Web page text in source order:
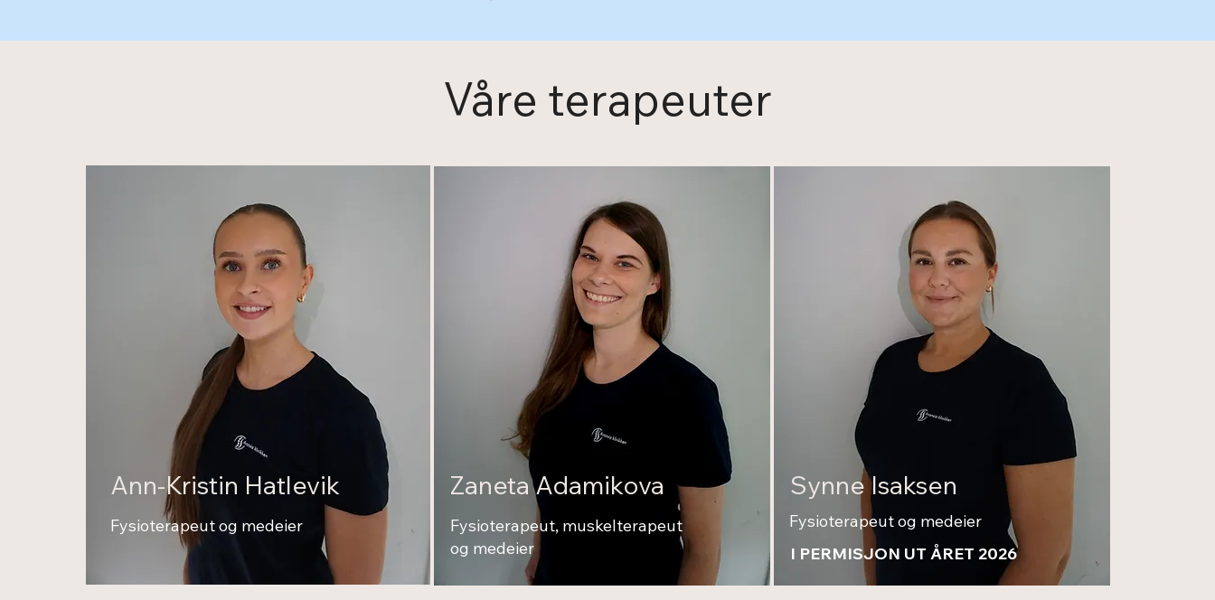
Våre terapeuter
Ann-Kristin Hatlevik
Fysioterapeut og medeier
Zaneta Adamikova
Fysioterapeut, muskelterapeut
og medeier
Synne Isaksen
Fysioterapeut og medeier
I PERMISJON UT ÅRET 2026